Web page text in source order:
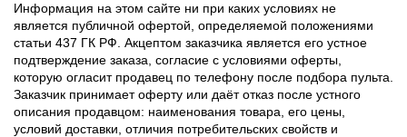
Информация на этом сайте ни при каких условиях не
является публичной офертой, определяемой положениями
статьи 437 ГК РФ. Акцептом заказчика является его устное
подтверждение заказа, согласие с условиями оферты,
которую огласит продавец по телефону после подбора пульта.
Заказчик принимает оферту или даёт отказ после устного
описания продавцом: наименования товара, его цены,
условий доставки, отличия потребительских свойств и